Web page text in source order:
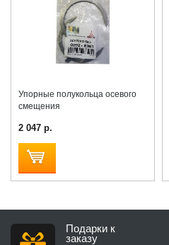
Упорные полукольца осевого
смещения
2 047 р.
Подарки к
заказу